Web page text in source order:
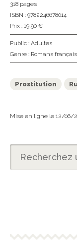
318 pages
ISBN : 9782246678014
Prix : 19,90 €
Public : Adultes
Genre : Romans français
Prostitution
Mise en ligne le 12/06/